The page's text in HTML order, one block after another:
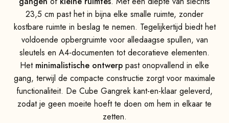
23,5 cm past het in bijna elke smalle ruimte, zonder
kostbare ruimte in beslag te nemen. Tegelijkertijd biedt het
voldoende opbergruimte voor alledaagse spullen, van
sleutels en A4-documenten tot decoratieve elementen.
Het minimalistische ontwerp past onopvallend in elke
gang, terwijl de compacte constructie zorgt voor maximale
functionaliteit. De Cube Gangrek kant-en-klaar geleverd,
zodat je geen moeite hoeft te doen om hem in elkaar te
zetten.